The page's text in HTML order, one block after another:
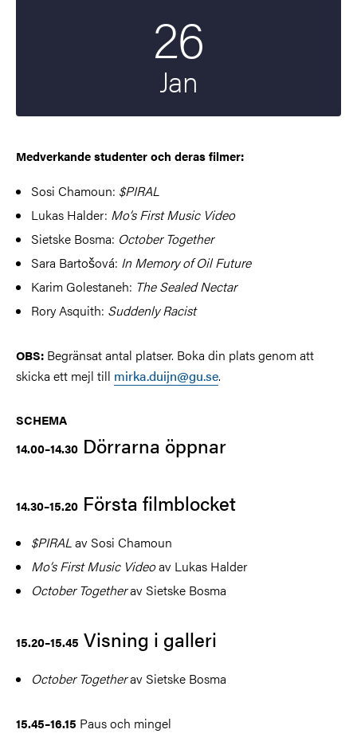
26
Jan
Medverkande studenter och deras filmer:
Sosi Chamoun: $PIRAL
Lukas Halder: Mo’s First Music Video
Sietske Bosma: October Together
Sara Bartošová: In Memory of Oil Future
Karim Golestaneh: The Sealed Nectar
Rory Asquith: Suddenly Racist
OBS: Begränsat antal platser. Boka din plats genom att
skicka ett mejl till mirka.duijn@gu.se.
SCHEMA
14.00–14.30 Dörrarna öppnar
14.30–15.20 Första filmblocket
$PIRALav Sosi Chamoun
Mo’s First Music Videoav Lukas Halder
October Togetherav Sietske Bosma
15.20–15.45 Visning i galleri
October Togetherav Sietske Bosma
15.45–16.15 Paus och mingel​​​